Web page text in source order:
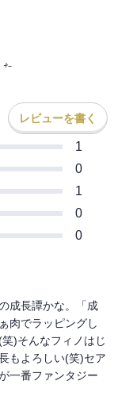
。
レビューを書く
1
0
1
0
0
成長譚かな。「成
肉でラッピングし
)そんなフィノはじ
もよろしい(笑)セア
一番ファンタジー